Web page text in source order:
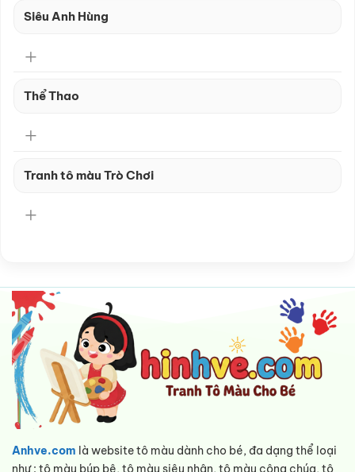
Siêu Anh Hùng
Thể Thao
Tranh tô màu Trò Chơi
Anhve.com là website tô màu dành cho bé, đa dạng thể loại
như : tô màu búp bê, tô màu siêu nhân, tô màu công chúa, tô